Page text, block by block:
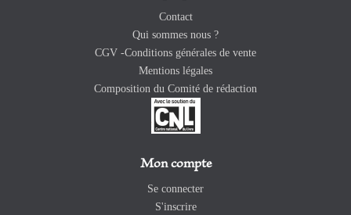
Contact
Qui sommes nous ?
CGV -Conditions générales de vente
Mentions légales
Composition du Comité de rédaction
Mon compte
Se connecter
S'inscrire